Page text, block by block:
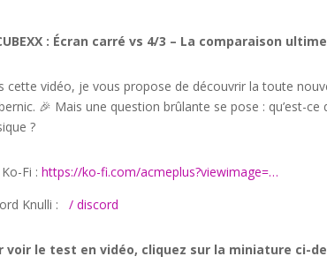
: Écran carré vs 4/3 – La comparaison
cette vidéo, je vous propose de découvrir la toute
🎉 Mais une question brûlante se pose : qu’est-
?
Ko-Fi :https://ko-fi.com/acmeplus?viewimage=…
Knulli :
/ discord
voir le test en vidéo, cliquez sur la miniature ci-